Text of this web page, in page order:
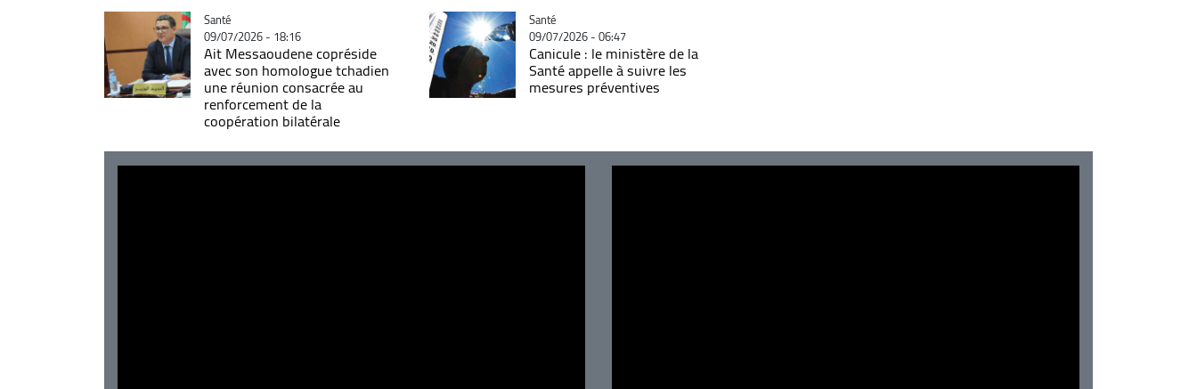
Catégorie
Santé
09/07/2026 - 18:16
Ait Messaoudene copréside
avec son homologue tchadien
une réunion consacrée au
renforcement de la
coopération bilatérale
Catégorie
Santé
09/07/2026 - 06:47
Canicule : le ministère de la
Santé appelle à suivre les
mesures préventives